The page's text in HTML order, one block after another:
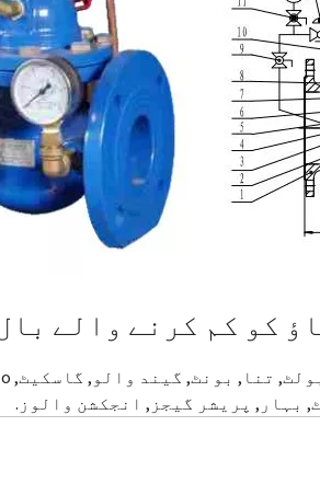
بہار, پریشر گیجز, انجکشن والوز.